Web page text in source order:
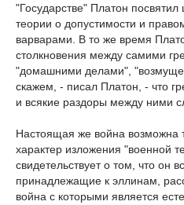
"Государстве" Платон
теории о допустимости и
варварами. В то же время
столкновения между самими
"домашними делами",
скажем, - писал Платон, - что
и всякие раздоры между ними
Настоящая же война возможна
характер изложения "военной
свидетельствует о том, что он
принадлежащие к эллинам,
война с которыми является